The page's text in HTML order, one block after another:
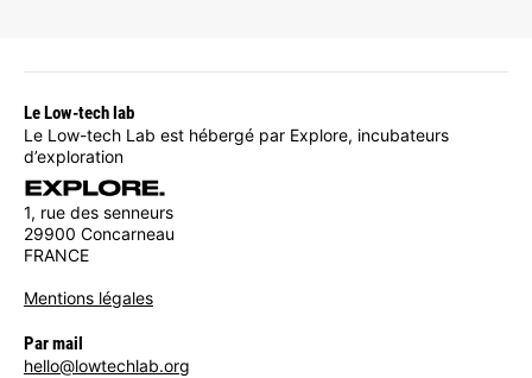
Le Low-tech lab
Le Low-tech Lab est hébergé par Explore, incubateurs
d’exploration
1, rue des senneurs
29900 Concarneau
FRANCE
Mentions légales
Par mail
hello@lowtechlab.org